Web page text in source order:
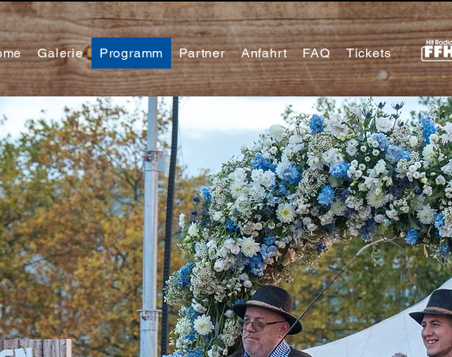
Galerie Programm Partner Anfahrt FAQ Tickets